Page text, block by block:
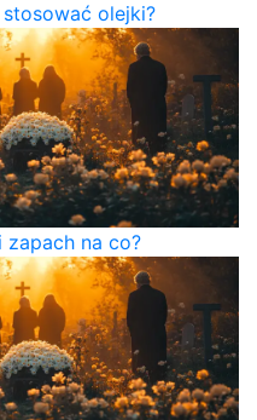
olejki?
zapach na co?